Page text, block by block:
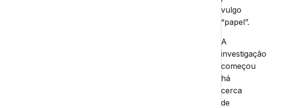
vulgo
“papel”.
A
investigação
começou
há
cerca
de